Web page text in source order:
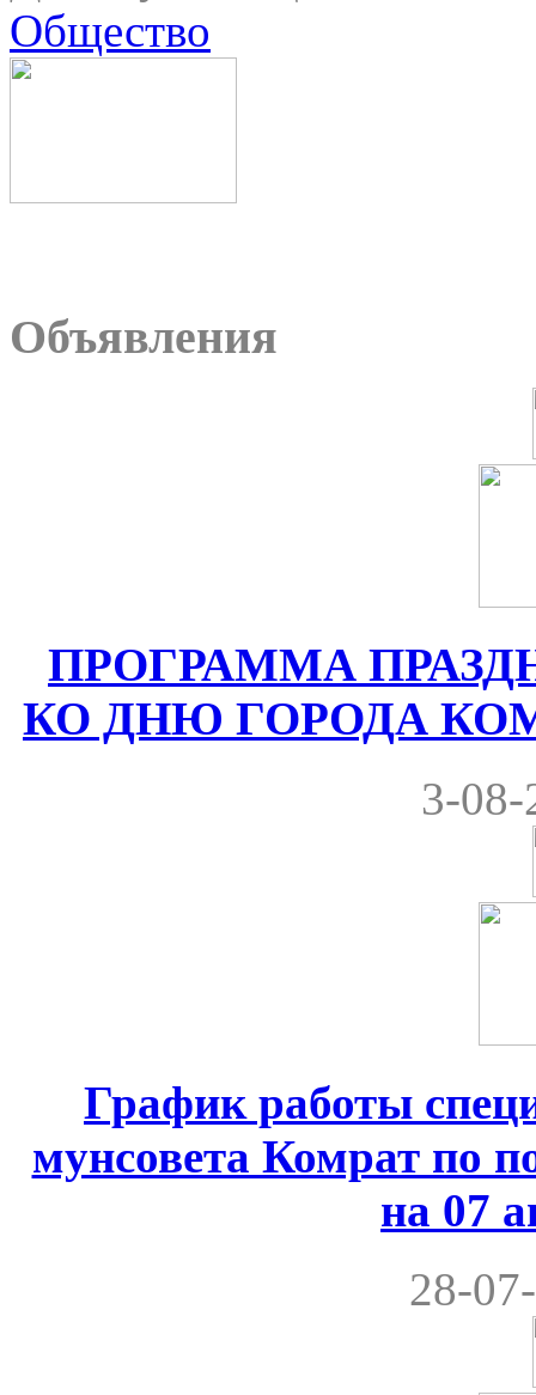
Общество
Объявления
ПРОГРАММА
КО ДНЮ ГОРОДА
3-08-
График работы
мунсовета Комрат по
на 07
28-